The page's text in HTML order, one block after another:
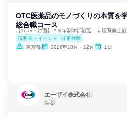
OTC医薬品のモノづくりの本質を
総合職コース
【1day・対面】＃６年制学部歓迎 ＃理系修士歓
説明会・イベント
仕事体験
東京都
2026年10月・12月 1日
エーザイ株式会社
製薬